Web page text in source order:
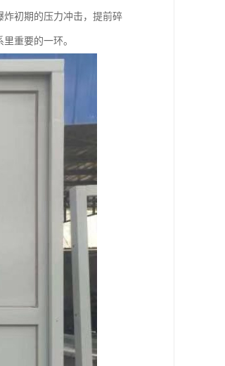
初期的压力冲击，提前碎
重要的一环。